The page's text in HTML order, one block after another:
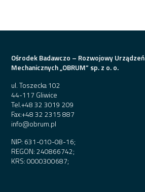
Ośrodek Badawczo – Rozwojowy Urządzeń
Mechanicznych „OBRUM” sp. z o. o.
ul. Toszecka 102
44-117 Gliwice
Tel.+48 32 3019 209
Fax:+48 32 2315 887
info@obrum.pl
NIP: 631-010-08-16;
REGON: 240866742;
KRS: 0000300687;